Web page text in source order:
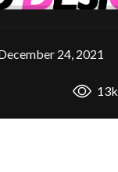
24, 2021
13k